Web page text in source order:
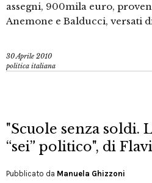
assegni, 900mila euro,
Anemone e Balducci, versati
30 Aprile 2010
politica italiana
"Scuole senza soldi.
“sei” politico", di
Pubblicato da Manuela Ghizzoni